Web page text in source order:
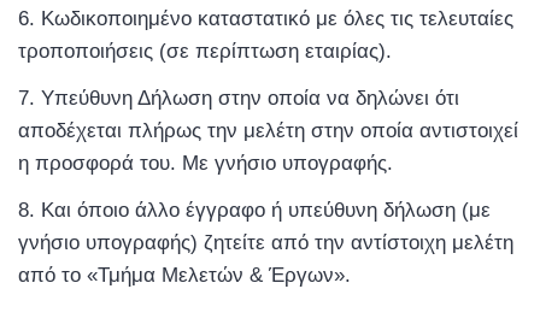
Κωδικοποιημένο καταστατικό με όλες τις τελευταίες
τροποποιήσεις (σε περίπτωση εταιρίας).
Υπεύθυνη Δήλωση στην οποία να δηλώνει ότι
αποδέχεται πλήρως την μελέτη στην οποία αντιστοιχεί
η προσφορά του. Με γνήσιο υπογραφής.
Και όποιο άλλο έγγραφο ή υπεύθυνη δήλωση (με
γνήσιο υπογραφής) ζητείτε από την αντίστοιχη μελέτη
από το «Τμήμα Μελετών & Έργων».